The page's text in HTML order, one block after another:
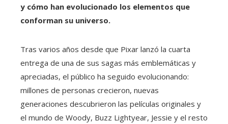
y cómo han evolucionado los elementos que
conforman su universo.
Tras varios años desde que Pixar lanzó la cuarta
entrega de una de sus sagas más emblemáticas y
apreciadas, el público ha seguido evolucionando:
millones de personas crecieron, nuevas
generaciones descubrieron las películas originales y
el mundo de Woody, Buzz Lightyear, Jessie y el resto